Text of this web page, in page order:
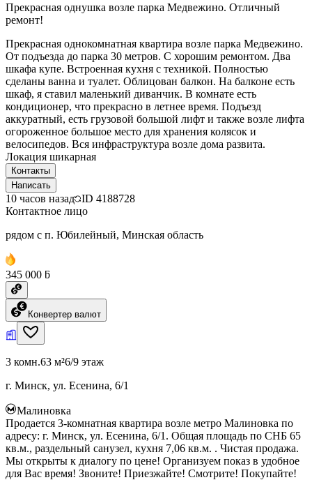
Прекрасная однушка возле парка Медвежино. Отличный
ремонт!
Прекрасная однокомнатная квартира возле парка Медвежино.
От подъезда до парка 30 метров. С хорошим ремонтом. Два
шкафа купе. Встроенная кухня с техникой. Полностью
сделаны ванна и туалет. Облицован балкон. На балконе есть
шкаф, я ставил маленький диванчик. В комнате есть
кондиционер, что прекрасно в летнее время. Подъезд
аккуратный, есть грузовой большой лифт и также возле лифта
огороженное большое место для хранения колясок и
велосипедов. Вся инфраструктура возле дома развита.
Локация шикарная
Контакты
Написать
10 часов назад ID 4188728
Контактное лицо
рядом с п. Юбилейный, Минская область
345 000 ƃ
Конвертер валют
3 комн.63 м²6/9 этаж
г. Минск, ул. Есенина, 6/1
Малиновка
Продается 3-комнатная квартира возле метро Малиновка по
адресу: г. Минск, ул. Есенина, 6/1. Общая площадь по СНБ 65
кв.м., раздельный санузел, кухня 7,06 кв.м. . Чистая продажа.
Мы открыты к диалогу по цене! Организуем показ в удобное
для Вас время! Звоните! Приезжайте! Смотрите! Покупайте!